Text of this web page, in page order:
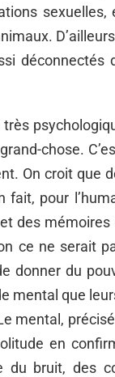
déconnectés
chose.
On croit que
pour
des
ce ne serait
donner du
mental que
mental,
en
du bruit, des